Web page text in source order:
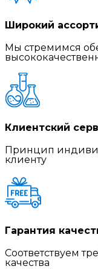
Широкий
Мы стремимся
Клиентский
Принцип
клиенту
Гарантия
Соответствуем
качества